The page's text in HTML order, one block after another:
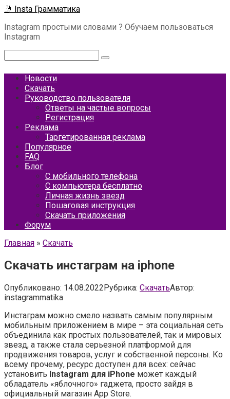
Перейти
контенту
🤳 Insta Грамматика
Instagram простыми словами ? Обучаем пользоваться
Instagram
Новости
Скачать
Руководство пользователя
Ответы на частые вопросы
Регистрация
Реклама
Таргетированная реклама
Популярное
FAQ
Блог
С мобильного телефона
С компьютера бесплатно
Личная жизнь звезд
Пошаговая инструкция
Скачать приложения
Форум
Главная » Скачать
Скачать инстаграм на iphone
Опубликовано: 14.08.2022Рубрика: СкачатьАвтор:
instagrammatika
Инстаграм можно смело назвать самым популярным
мобильным приложением в мире – эта социальная сеть
объединила как простых пользователей, так и мировых
звезд, а также стала серьезной платформой для
продвижения товаров, услуг и собственной персоны. Ко
всему прочему, ресурс доступен для всех: сейчас
установить Instagram для iPhone может каждый
обладатель «яблочного» гаджета, просто зайдя в
официальный магазин App Store.